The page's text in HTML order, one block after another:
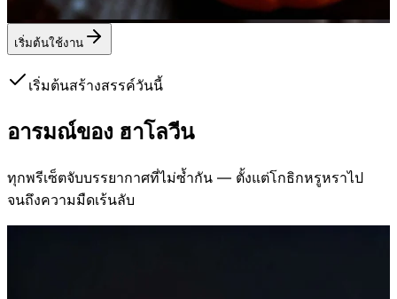
เริ่มต้นใช้งาน
เริ่มต้นสร้างสรรค์วันนี้
อารมณ์ของ ฮาโลวีน
ทุกพรีเซ็ตจับบรรยากาศที่ไม่ซ้ำกัน — ตั้งแต่โกธิกหรูหราไป
จนถึงความมืดเร้นลับ